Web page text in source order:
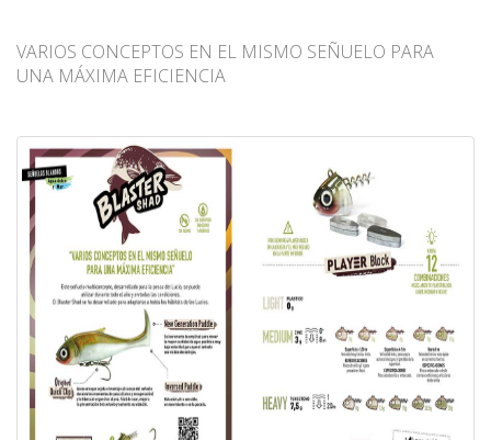
VARIOS CONCEPTOS EN EL MISMO SEÑUELO PARA
UNA MÁXIMA EFICIENCIA